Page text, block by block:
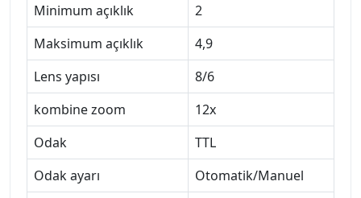
Minimum açıklık
2
Maksimum açıklık
4,9
Lens yapısı
8/6
kombine zoom
12x
Odak
TTL
Odak ayarı
Otomatik/Manuel